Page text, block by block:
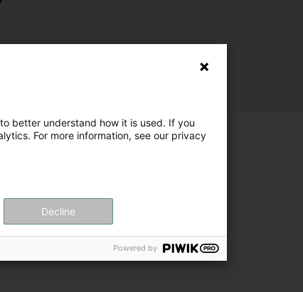
better understand how it is used. If you
For more information, see our privacy
Decline
Powered by